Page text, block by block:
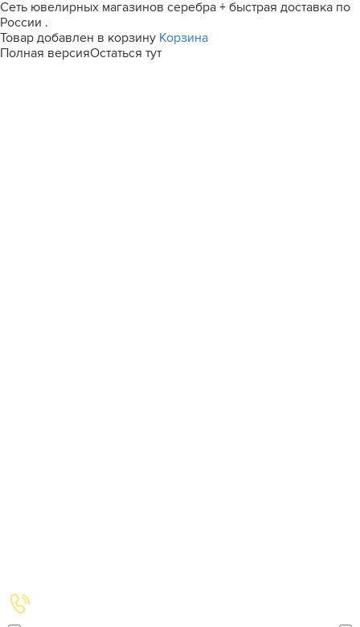
Сеть ювелирных магазинов серебра + быстрая доставка по
России .
Товар добавлен в корзину Корзина
Полная версияОстаться тут